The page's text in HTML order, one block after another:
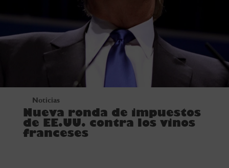
Noticias
Nueva ronda de impuestos
de EE.UU. contra los vinos
franceses